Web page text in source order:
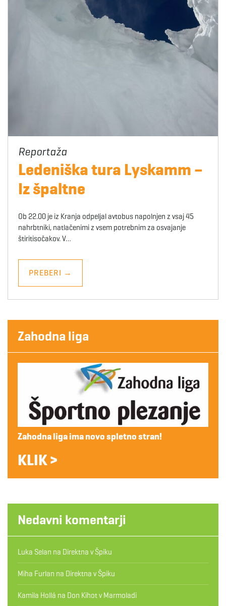
Ledeniška tura Lyskamm –
Iz špaltne
Ob 22.00 je iz Kranja odpeljal avtobus napolnjen z vsaj 45
nahrbtniki, natlačenimi z vsem potrebnim za osvajanje
štiritisočakov. V…
PREBERI →
Zahodna liga
Zahodna liga ima novo spletno stran!
KLIK >
Nedavni komentarji
Luka Selan na Direktna v Špiku
Miha Furlan na Direktna v Špiku
Kamila Hollá na Don Kihot v Marmoladi